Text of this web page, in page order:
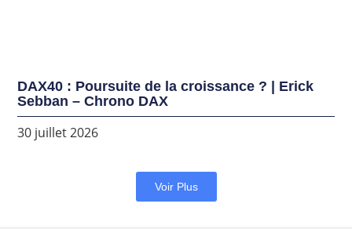
DAX40 : Poursuite de la croissance ? | Erick
Sebban – Chrono DAX
30 juillet 2026
Voir Plus